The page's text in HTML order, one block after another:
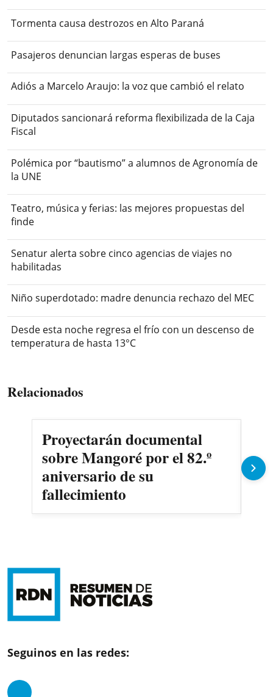
Tormenta causa destrozos en Alto Paraná
Pasajeros denuncian largas esperas de buses
Adiós a Marcelo Araujo: la voz que cambió el relato
Diputados sancionará reforma flexibilizada de la Caja
Fiscal
Polémica por “bautismo” a alumnos de Agronomía de
la UNE
Teatro, música y ferias: las mejores propuestas del
finde
Senatur alerta sobre cinco agencias de viajes no
habilitadas
Niño superdotado: madre denuncia rechazo del MEC
Desde esta noche regresa el frío con un descenso de
temperatura de hasta 13°C
Relacionados
Proyectarán documental
sobre Mangoré por el 82.º
aniversario de su
fallecimiento
Seguinos en las redes: